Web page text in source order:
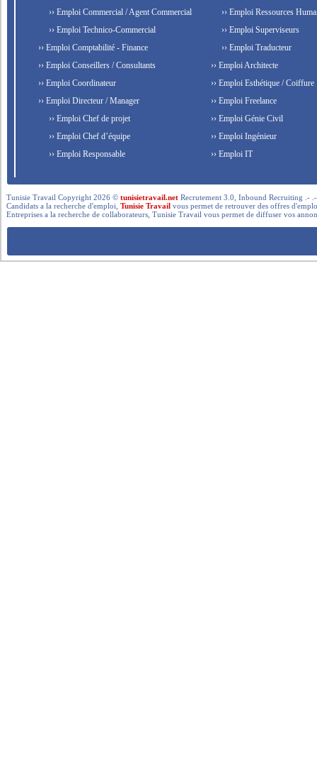
›› Emploi Commercial / Agent Commercial
›› Emploi Technico-Commercial
›› Emploi Comptabilité - Finance
›› Emploi Conseillers / Consultants
›› Emploi Coordinateur
›› Emploi Directeur / Manager
›› Emploi Chef de projet
›› Emploi Chef d’équipe
›› Emploi Responsable
›› Emploi Ressources
›› Emploi Superviseurs
›› Emploi Traducteur
›› Emploi Architecte
›› Emploi Esthétique / Coiffure
›› Emploi Freelance
›› Emploi Génie Civil
›› Emploi Ingénieur
›› Emploi IT
Tunisie Travail Copyright 2026 ©tunisietravail.net Recrutement 3.0, Inbound Recruiting .-
Candidats a la recherche d'emploi,Tunisie Travail vous permet de retrouver des offres
Entreprises a la recherche de collaborateurs, Tunisie Travail vous permet de diffuser vos